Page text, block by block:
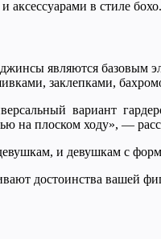
аксессуарами в стиле
являются
заклепками,
вариант
на плоском ходу», —
и девушкам с
достоинства вашей